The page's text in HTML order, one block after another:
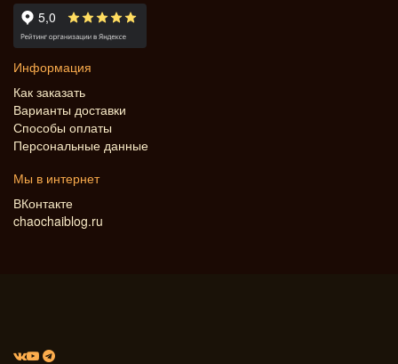
Информация
Как заказать
Варианты доставки
Способы оплаты
Персональные данные
Мы в интернет
ВКонтакте
chaochaiblog.ru